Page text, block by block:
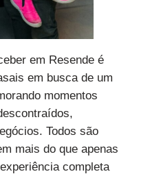
em Resende é
em busca de um
momentos
Todos são
mais do que apenas
completa